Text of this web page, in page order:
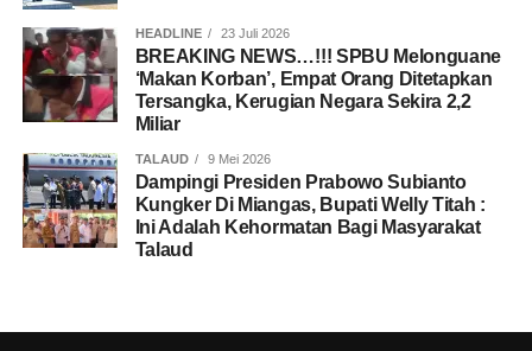
HEADLINE 23 Juli 2026
BREAKING NEWS…!!! SPBU Melonguane
‘Makan Korban’, Empat Orang Ditetapkan
Tersangka, Kerugian Negara Sekira 2,2
Miliar
TALAUD 9 Mei 2026
Dampingi Presiden Prabowo Subianto
Kungker Di Miangas, Bupati Welly Titah :
Ini Adalah Kehormatan Bagi Masyarakat
Talaud